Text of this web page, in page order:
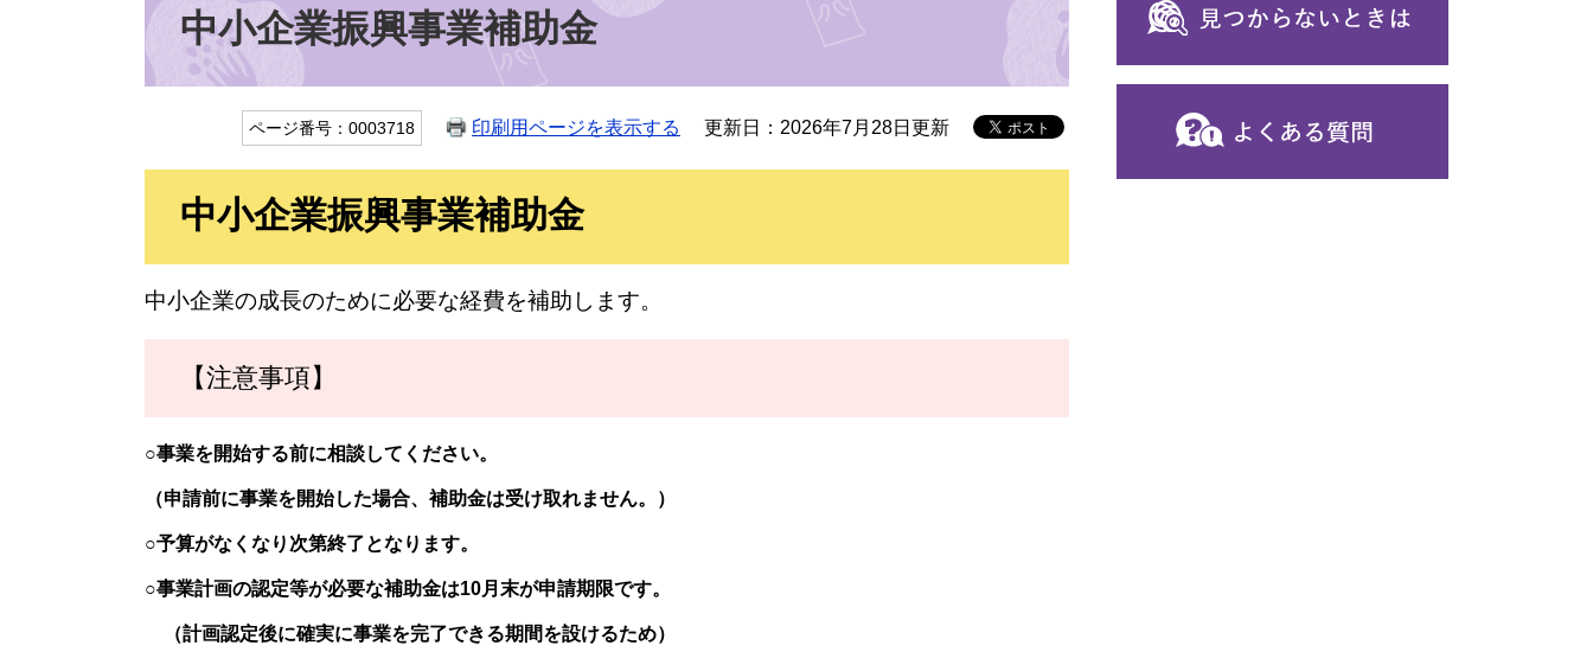
中小企業振興事業補助金
ページ番号：0003718 印刷用ページを表示する 更新日：2026年7月28日更新
中小企業振興事業補助金
中小企業の成長のために必要な経費を補助します。
【注意事項】
○事業を開始する前に相談してください。
（申請前に事業を開始した場合、補助金は受け取れません。）
○予算がなくなり次第終了となります。
○事業計画の認定等が必要な補助金は10月末が申請期限です。
（計画認定後に確実に事業を完了できる期間を設けるため）